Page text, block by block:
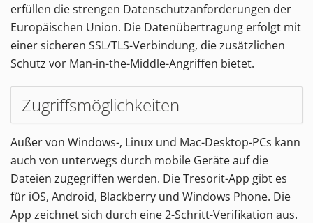
erfüllen die strengen Datenschutzanforderungen der
Europäischen Union. Die Datenübertragung erfolgt mit
einer sicheren SSL/TLS-Verbindung, die zusätzlichen
Schutz vor Man-in-the-Middle-Angriffen bietet.
Zugriffsmöglichkeiten
Außer von Windows-, Linux und Mac-Desktop-PCs kann
auch von unterwegs durch mobile Geräte auf die
Dateien zugegriffen werden. Die Tresorit-App gibt es
für iOS, Android, Blackberry und Windows Phone. Die
App zeichnet sich durch eine 2-Schritt-Verifikation aus.